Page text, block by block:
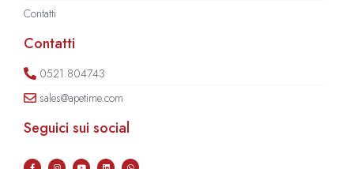
Contatti
Contatti
0521.804743
sales@apetime.com
Seguici sui social